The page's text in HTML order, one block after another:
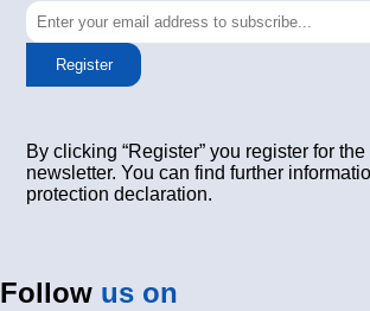
Register
By clicking “Register” you register for
newsletter. You can find further
protection declaration.
Follow us on